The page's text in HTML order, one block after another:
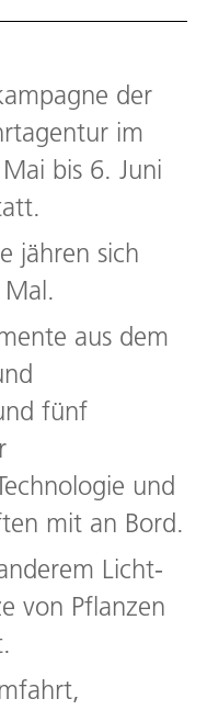
der
im
bis 6. Juni
jähren sich
aus dem
fünf
und
mit an Bord.
Licht-
von Pflanzen